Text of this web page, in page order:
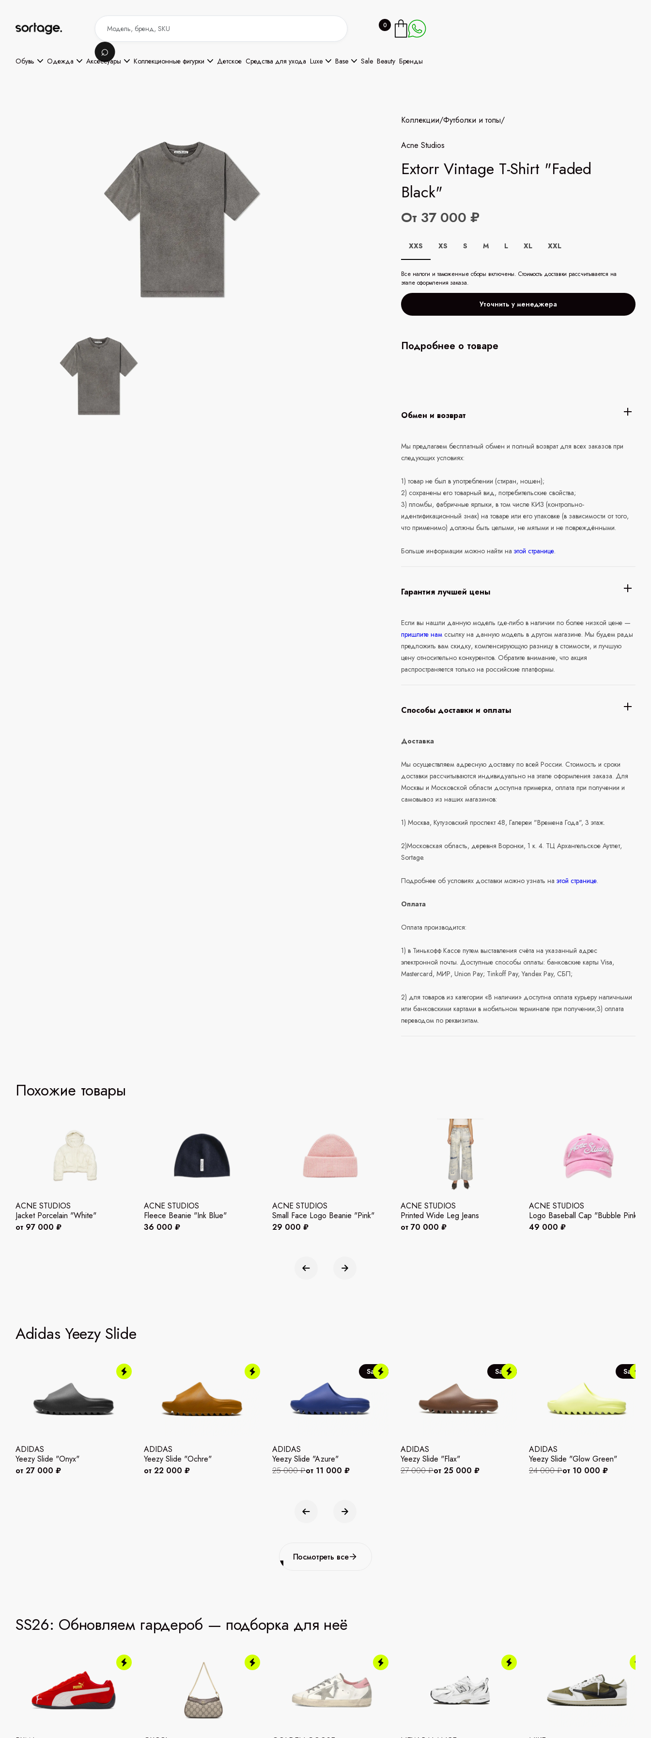
0
Обувь Одежда Аксессуары Коллекционные фигурки Детское Средства для ухода Luxe Base Sale Beauty Бренды
Коллекции/Футболки и топы/
Acne Studios
Extorr Vintage T-Shirt "Faded
Black"
От 37 000 ₽
XXS XS S M L XL XXL
Все налоги и таможенные сборы включены. Стоимость доставки рассчитывается на
этапе оформления заказа.
Уточнить у менеджера
Подробнее о товаре
Обмен и возврат
Мы предлагаем бесплатный обмен и полный возврат для всех заказов при
следующих условиях:
1) товар не был в употреблении (стиран, ношен);
2) сохранены его товарный вид, потребительские свойства;
3) пломбы, фабричные ярлыки, в том числе КИЗ (контрольно-
идентификационный знак) на товаре или его упаковке (в зависимости от того,
что применимо) должны быть целыми, не мятыми и не повреждёнными.
Больше информации можно найти наэтой странице.
Гарантия лучшей цены
Если вы нашли данную модель где-либо в наличии по более низкой цене —
пришлите нам ссылку на данную модель в другом магазине. Мы будем рады
предложить вам скидку, компенсирующую разницу в стоимости, и лучшую
цену относительно конкурентов. Обратите внимание, что акция
распространяется только на российские платформы.
Способы доставки и оплаты
Доставка
Мы осуществляем адресную доставку по всей России. Стоимость и сроки
доставки рассчитываются индивидуально на этапе оформления заказа. Для
Москвы и Московской области доступна примерка, оплата при получении и
самовывоз из наших магазинов:
1) Москва, Кутузовский проспект 48, Галереи "Времена Года", 3 этаж.
2)Московская область, деревня Воронки, 1 к. 4. ТЦ Архангельское Аутлет,
Sortage.
Подробнее об условиях доставки можно узнать наэтой странице.
Оплата
Оплата производится:
1) в Тинькофф Кассе путем выставления счёта на указанный адрес
электронной почты. Доступные способы оплаты: банковские карты Visa,
Mastercard, МИР, Union Pay; Tinkoff Pay, Yandex Pay, СБП;
2) для товаров из категории «В наличии» доступна оплата курьеру наличными
или банковскими картами в мобильном терминале при получении;3) оплата
переводом по реквизитам.
Похожие товары
ACNE STUDIOS
Jacket Porcelain "White"
от 97 000 ₽
ACNE STUDIOS
Fleece Beanie "Ink Blue"
36 000 ₽
ACNE STUDIOS
Small Face Logo Beanie "Pink"
29 000 ₽
ACNE STUDIOS
Printed Wide Leg Jeans
от 70 000 ₽
ACNE STUDIOS
Logo Baseball Cap "Bubble Pink"
49 000 ₽
Adidas Yeezy Slide
ADIDAS
Yeezy Slide "Onyx"
от 27 000 ₽
ADIDAS
Yeezy Slide "Ochre"
от 22 000 ₽
Sale
ADIDAS
Yeezy Slide "Azure"
25 000 ₽от 11 000 ₽
Sale
ADIDAS
Yeezy Slide "Flax"
27 000 ₽от 25 000 ₽
Sale
ADIDAS
Yeezy Slide "Glow Green"
24 000 ₽от 10 000 ₽
Посмотреть все
SS26: Обновляем гардероб — подборка для неё